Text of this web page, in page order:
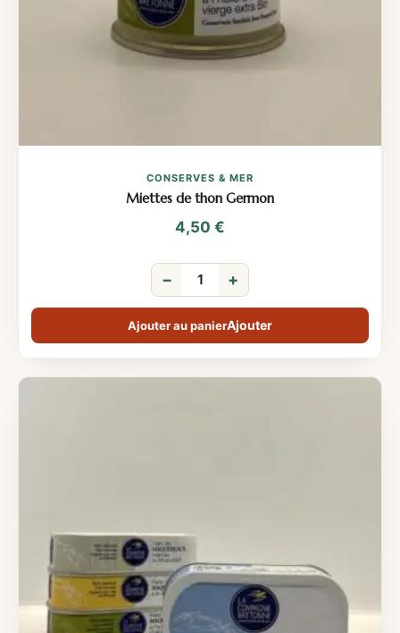
CONSERVES & MER
Miettes de thon Germon
4,50 €
− +
Ajouter au panier